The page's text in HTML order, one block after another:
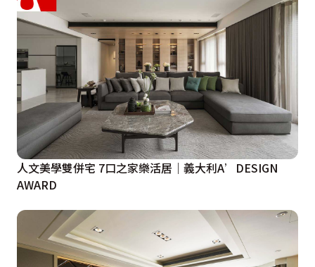
人文美學雙併宅 7口之家樂活居｜義大利A’DESIGN
AWARD